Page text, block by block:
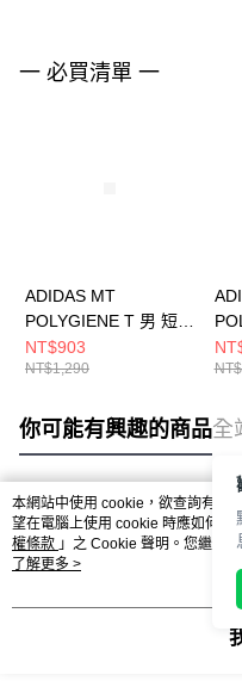
一 必買清單 一
ADIDAS MT
POLYGIENE T 男 短袖
上衣 JI8327
NT$903
NT$1,290
上
你可能有興趣的商品全
熱門標籤
本網站中使用 cookie，欲查詢有關
望在電腦上使用 cookie 時應如何變
權條款 」之 Cookie 聲明。您繼續
用條款之 Cookie 聲明使用 cookie。
了解更多 >